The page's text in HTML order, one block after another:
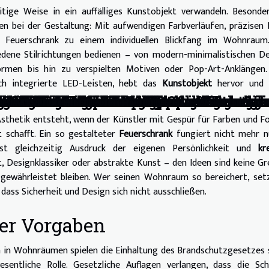
Weise in ein auffälliges Kunstobjekt verwandeln.
bei der Gestaltung: Mit aufwendigen Farbverläufen, präzisen
zu einem individuellen Blickfang im
Stilrichtungen bedienen – von modern-minimalistischen
bis hin zu verspielten Motiven oder Pop-Art-
integrierte LED-Leisten, hebt das Kunstobjekt hervor
entsteht, wenn der Künstler mit Gespür für Farben und
schafft. Ein so gestalteter Feuerschrankfungiert nicht mehr
gleichzeitig Ausdruck der eigenen Persönlichkeit und
oder abstrakte Kunst – den Ideen sind keine
bleiben. Wer seinen Wohnraum so bereichert,
Sicherheit und Design sich nicht ausschließen.
Vorgaben
Wohnräumen spielen die Einhaltung des Brandschutzgesetzes
Rolle. Gesetzliche Auflagen verlangen, dass die
für verschiedene
auf Spielerpräferenzen
Fliesentrends 2026 verwandeln
die Gartengestaltung?
können
durch Mode
und was zu beachten ist
für unterschiedlich große Katzen?
die Raumästhetik?
gewinnen kann: Tipps und
Board für Anfänger aus?
für Ihre Bedürfnisse?
Küsten Urlaub macht
frühzeitige Kleiderauswahl
stilvoll nutztund nachhaltige Trends
sind die Vorteile?
virtueller Währung in Spielen
Sie wissen?mit dem besten Angebot
Sie über die Immobilienbewertung
Ausflüge